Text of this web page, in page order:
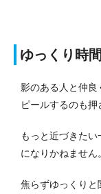
ゆっくり時
影のある人と仲良
ピールするのも押
もっと近づきた
になりかねません。
焦らずゆっくりと